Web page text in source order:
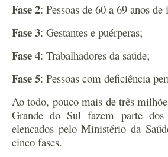
Fase 2: Pessoas de 60 a 69 anos de
Fase 3: Gestantes e puérperas;
Fase 4: Trabalhadores da saúde;
Fase 5: Pessoas com deficiência
Ao todo, pouco mais de três
Grande do Sul fazem parte dos
elencados pelo Ministério da
cinco fases.